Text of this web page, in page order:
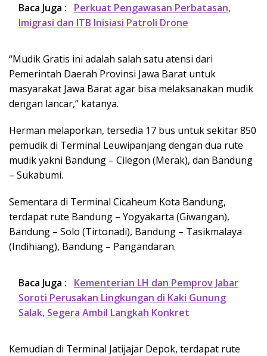
Baca Juga :
Perkuat Pengawasan Perbatasan,
Imigrasi dan ITB Inisiasi Patroli Drone
“Mudik Gratis ini adalah salah satu atensi dari
Pemerintah Daerah Provinsi Jawa Barat untuk
masyarakat Jawa Barat agar bisa melaksanakan mudik
dengan lancar,” katanya.
Herman melaporkan, tersedia 17 bus untuk sekitar 850
pemudik di Terminal Leuwipanjang dengan dua rute
mudik yakni Bandung – Cilegon (Merak), dan Bandung
– Sukabumi.
Sementara di Terminal Cicaheum Kota Bandung,
terdapat rute Bandung – Yogyakarta (Giwangan),
Bandung – Solo (Tirtonadi), Bandung – Tasikmalaya
(Indihiang), Bandung – Pangandaran.
Baca Juga :
Kementerian LH dan Pemprov Jabar
Soroti Perusakan Lingkungan di Kaki Gunung
Salak, Segera Ambil Langkah Konkret
Kemudian di Terminal Jatijajar Depok, terdapat rute